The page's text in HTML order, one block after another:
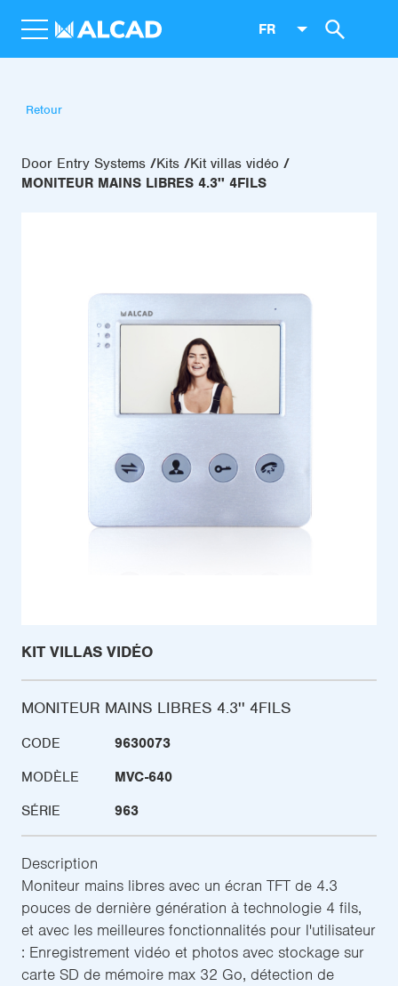
FR
Retour
Door Entry Systems Kits
Kit villas vidéo
MONITEUR MAINS LIBRES 4.3'' 4FILS
KIT VILLAS VIDÉO
MONITEUR MAINS LIBRES 4.3'' 4FILS
CODE
9630073
MODÈLE
MVC-640
SÉRIE
963
Description
Moniteur mains libres avec un écran TFT de 4.3
pouces de dernière génération à technologie 4 fils,
et avec les meilleures fonctionnalités pour l'utilisateur
: Enregistrement vidéo et photos avec stockage sur
carte SD de mémoire max 32 Go, détection de